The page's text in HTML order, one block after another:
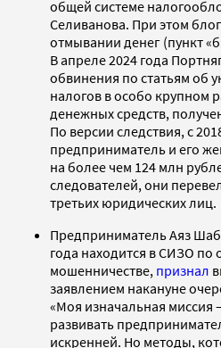
общей системе
Селиванова. При этом
отмывании денег (пункт
В апреле 2024 года
обвинения по статьям об
налогов в особо крупном
денежных средств,
По версии следствия, с
предприниматель и его
на более чем 124 млн
следователей, они
третьих юридических лиц.
Предприниматель Аяз
года находится в СИЗО по
мошенничестве, признал
заявлением накануне
«Моя изначальная
развивать
искренней. Но методы,